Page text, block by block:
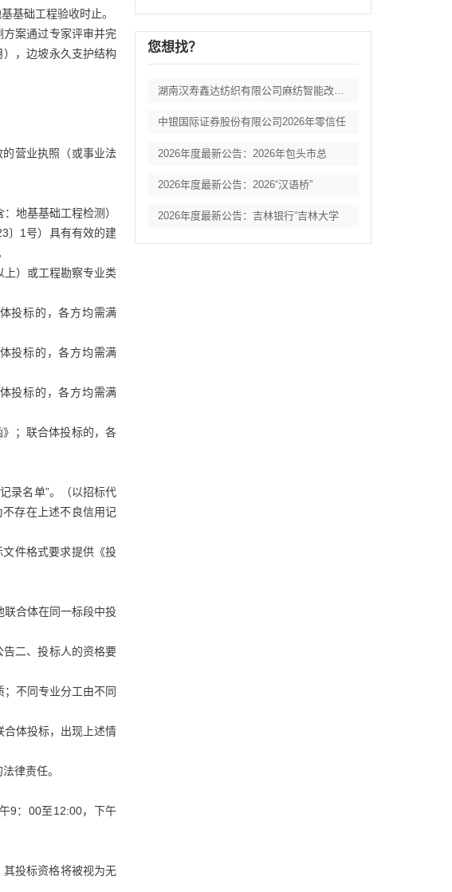
基础工程验收时止。
案通过专家评审并完
，边坡永久支护结构
营业执照（或事业法
地基基础工程检测）
〕1号）具有有效的建
上）或工程勘察专业类
投标的，各方均需满
投标的，各方均需满
投标的，各方均需满
；联合体投标的，各
录名单”。（以招标代
存在上述不良信用记
件格式要求提供《投
联合体在同一标段中投
告二、投标人的资格要
不同专业分工由不同
合体投标，出现上述情
律责任。
9：00至12:00，下午
投标资格将被视为无
您想找？
湖南汉寿鑫达纺织有限公司麻纺智能改扩建项
中银国际证券股份有限公司2026年零信任
2026年度最新公告：2026年包头市总
2026年度最新公告：2026“汉语桥”
2026年度最新公告：吉林银行“吉林大学